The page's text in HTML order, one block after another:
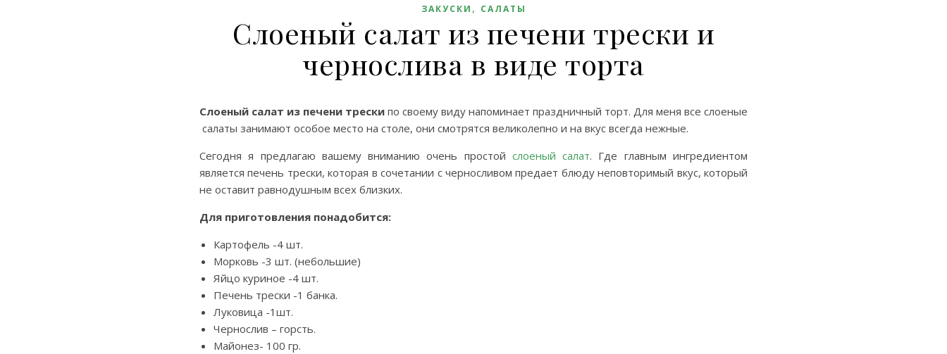
ЗАКУСКИ , САЛАТЫ
Слоеный салат из печени трески и
чернослива в виде торта
Слоеный салат из печени трески по своему виду напоминает праздничный торт. Для меня все слоеные
салаты занимают особое место на столе, они смотрятся великолепно и на вкус всегда нежные.
Сегодня я предлагаю вашему вниманию очень простой слоеный салат. Где главным ингредиентом
является печень трески, которая в сочетании с черносливом предает блюду неповторимый вкус, который
не оставит равнодушным всех близких.
Для приготовления понадобится:
Картофель -4 шт.
Морковь -3 шт. (небольшие)
Яйцо куриное -4 шт.
Печень трески -1 банка.
Луковица -1шт.
Чернослив – горсть.
Майонез- 100 гр.